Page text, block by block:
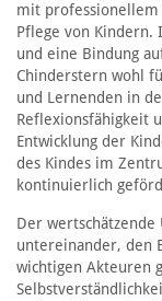
mit professionellem
Pflege von Kindern.
und eine Bindung
Chinderstern wohl
und Lernenden in
Reflexionsfähigkeit
Entwicklung der
des Kindes im
kontinuierlich
Der wertschätzende
untereinander, den
wichtigen Akteuren